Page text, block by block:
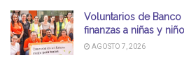
Voluntarios de Banco
finanzas a niñas y
AGOSTO 7, 2026